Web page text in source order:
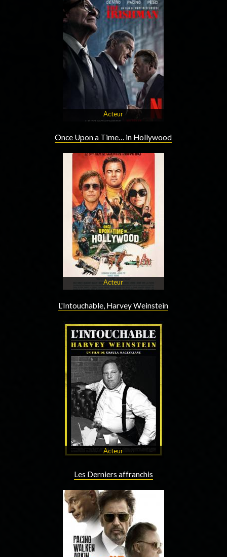
Acteur
Once Upon a Time… in Hollywood
Acteur
L'Intouchable, Harvey Weinstein
Acteur
Les Derniers affranchis